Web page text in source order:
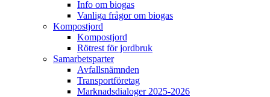
Info om biogas
Vanliga frågor om biogas
Kompostjord
Kompostjord
Rötrest för jordbruk
Samarbetsparter
Avfallsnämnden
Transportföretag
Marknadsdialoger 2025-2026